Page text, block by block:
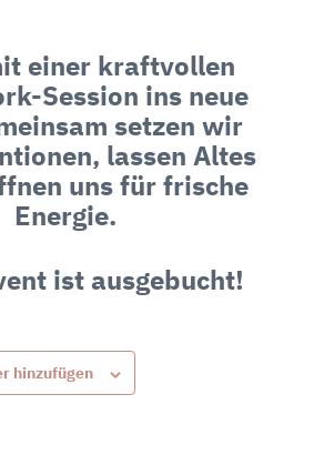
einer kraftvollen
Session ins neue
setzen wir
lassen Altes
uns für frische
Energie.
ist ausgebucht!
hinzufügen